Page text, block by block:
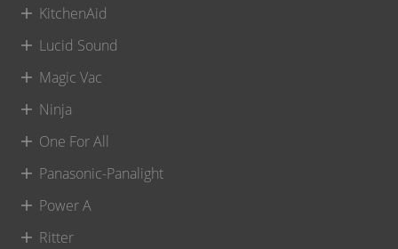
KitchenAid
Lucid Sound
Magic Vac
Ninja
One For All
Panasonic-Panalight
Power A
Ritter